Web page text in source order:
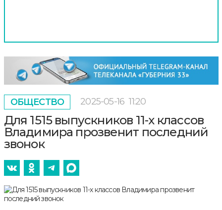
ОБЩЕСТВО 2025-05-16 11:20
Для 1515 выпускников 11-х классов
Владимира прозвенит последний
звонок